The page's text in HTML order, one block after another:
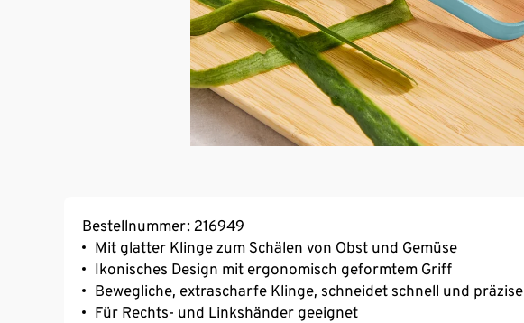
Bestellnummer: 216949
Mit glatter Klinge zum Schälen von Obst und Gemüse
Ikonisches Design mit ergonomisch geformtem Griff
Bewegliche, extrascharfe Klinge, schneidet schnell und präzise
Für Rechts- und Linkshänder geeignet